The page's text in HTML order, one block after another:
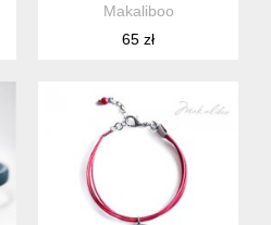
Makaliboo
65 zł